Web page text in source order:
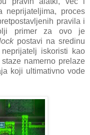
neprijateljima, proces
pravila i
primer za ovo je
postavi na sredinu
iskoristi kao
namerno prelaze
koji ultimativno vode